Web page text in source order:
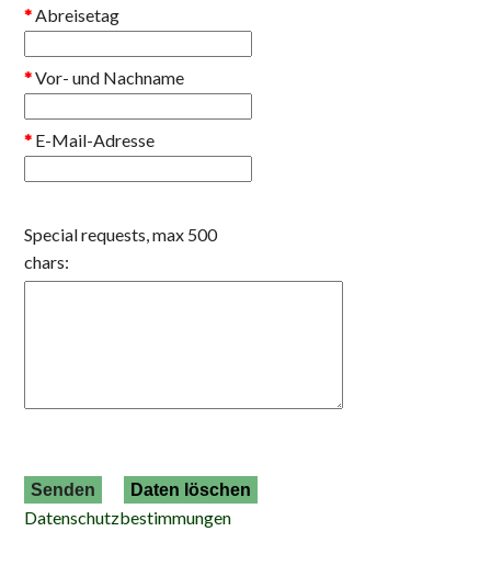
* Abreisetag
*Vor- und Nachname
* E-Mail-Adresse
Special requests, max 500
chars:
Datenschutzbestimmungen